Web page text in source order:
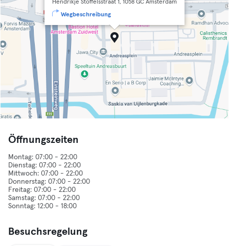
Hendrikje Stoffelsstraat 1, 1058 GC Amsterdam
Wegbeschreibung
Öffnungszeiten
Montag: 07:00 - 22:00
Dienstag: 07:00 - 22:00
Mittwoch: 07:00 - 22:00
Donnerstag: 07:00 - 22:00
Freitag: 07:00 - 22:00
Samstag: 07:00 - 22:00
Besuchsregelung